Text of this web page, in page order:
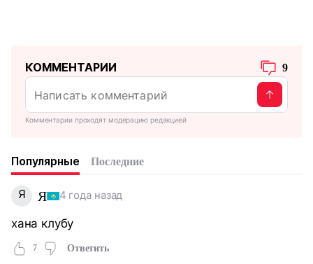
КОММЕНТАРИИ 9
Комментарии проходят модерацию редакцией
Популярные Последние
Я Я 4 года назад
хана клубу
7 Ответить